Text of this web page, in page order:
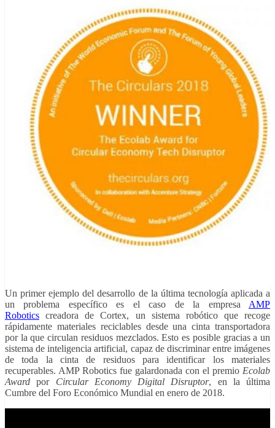
Un primer ejemplo del desarrollo de la última tecnología aplicada a
un problema específico es el caso de la empresa AMP
Robotics creadora de Cortex, un sistema robótico que recoge
rápidamente materiales reciclables desde una cinta transportadora
por la que circulan residuos mezclados. Esto es posible gracias a un
sistema de inteligencia artificial, capaz de discriminar entre imágenes
de toda la cinta de residuos para identificar los materiales
recuperables. AMP Robotics fue galardonada con el premio Ecolab
Award por Circular Economy Digital Disruptor, en la última
Cumbre del Foro Económico Mundial en enero de 2018.